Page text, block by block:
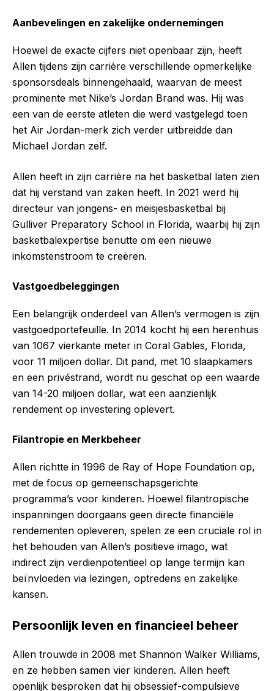
Aanbevelingen en zakelijke ondernemingen
Hoewel de exacte cijfers niet openbaar zijn, heeft
Allen tijdens zijn carrière verschillende opmerkelijke
sponsorsdeals binnengehaald, waarvan de meest
prominente met Nike’s Jordan Brand was. Hij was
een van de eerste atleten die werd vastgelegd toen
het Air Jordan-merk zich verder uitbreidde dan
Michael Jordan zelf.
Allen heeft in zijn carrière na het basketbal laten zien
dat hij verstand van zaken heeft. In 2021 werd hij
directeur van jongens- en meisjesbasketbal bij
Gulliver Preparatory School in Florida, waarbij hij zijn
basketbalexpertise benutte om een nieuwe
inkomstenstroom te creëren.
Vastgoedbeleggingen
Een belangrijk onderdeel van Allen’s vermogen is zijn
vastgoedportefeuille. In 2014 kocht hij een herenhuis
van 1067 vierkante meter in Coral Gables, Florida,
voor 11 miljoen dollar. Dit pand, met 10 slaapkamers
en een privéstrand, wordt nu geschat op een waarde
van 14-20 miljoen dollar, wat een aanzienlijk
rendement op investering oplevert.
Filantropie en Merkbeheer
Allen richtte in 1996 de Ray of Hope Foundation op,
met de focus op gemeenschapsgerichte
programma’s voor kinderen. Hoewel filantropische
inspanningen doorgaans geen directe financiële
rendementen opleveren, spelen ze een cruciale rol in
het behouden van Allen’s positieve imago, wat
indirect zijn verdienpotentieel op lange termijn kan
beïnvloeden via lezingen, optredens en zakelijke
kansen.
Persoonlijk leven en financieel beheer
Allen trouwde in 2008 met Shannon Walker Williams,
en ze hebben samen vier kinderen. Allen heeft
openlijk besproken dat hij obsessief-compulsieve